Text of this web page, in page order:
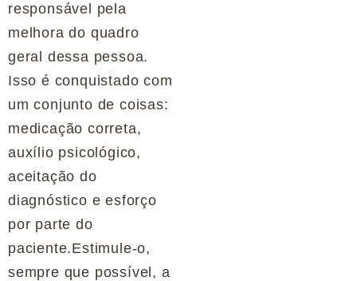
responsável pela
melhora do quadro
geral dessa pessoa.
Isso é conquistado com
um conjunto de coisas:
medicação correta,
auxílio psicológico,
aceitação do
diagnóstico e esforço
por parte do
paciente.Estimule-o,
sempre que possível, a